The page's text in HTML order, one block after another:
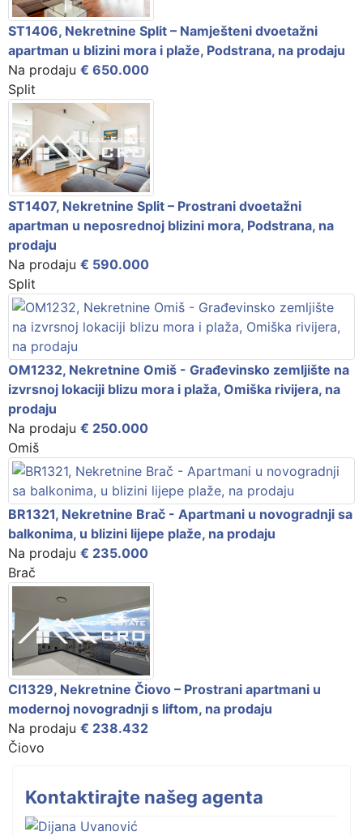
ST1406, Nekretnine Split – Namješteni dvoetažni
apartman u blizini mora i plaže, Podstrana, na prodaju
Na prodaju € 650.000
Split
ST1407, Nekretnine Split – Prostrani dvoetažni
apartman u neposrednoj blizini mora, Podstrana, na
prodaju
Na prodaju € 590.000
Split
OM1232, Nekretnine Omiš - Građevinsko zemljište na
izvrsnoj lokaciji blizu mora i plaža, Omiška rivijera, na
prodaju
Na prodaju € 250.000
Omiš
BR1321, Nekretnine Brač - Apartmani u novogradnji sa
balkonima, u blizini lijepe plaže, na prodaju
Na prodaju € 235.000
Brač
CI1329, Nekretnine Čiovo – Prostrani apartmani u
modernoj novogradnji s liftom, na prodaju
Na prodaju € 238.432
Čiovo
Kontaktirajte našeg agenta